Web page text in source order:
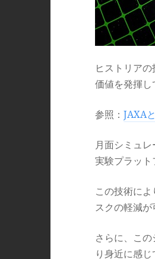
ヒストリア
価値を発揮し
参照： JAXA
月面シミュ
実験プラット
この技術に
スクの軽減が
さらに、こ
り身近に感じ